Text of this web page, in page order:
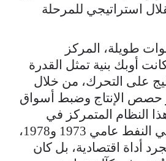
استراتيجي للمرحلة
طويلة، المركز
أوبك بنية تمثل القدرة
على التحرك، من خلال
حصص الإنتاج وضبط أسواق
النظام المتمركز في
فيينا، من خلال أزمتي النفط عامي 1973 و1978،
أداة اقتصادية، بل كان